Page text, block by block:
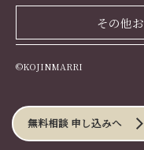
その他
©KOJINMARRI
無料相談 申し込みへ